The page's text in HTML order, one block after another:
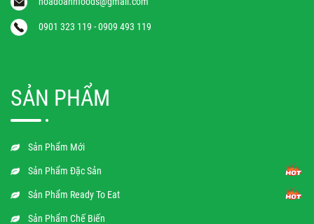
0901 323 119 - 0909 493 119
SẢN PHẨM
Sản Phẩm Mới
Sản Phẩm Đặc Sản
Sản Phẩm Ready To Eat
Sản Phẩm Chế Biến